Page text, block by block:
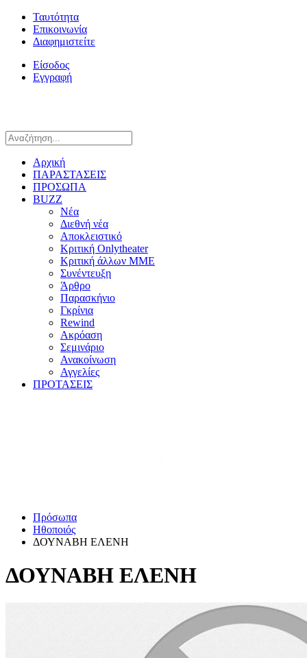
Ταυτότητα
Επικοινωνία
Διαφημιστείτε
Είσοδος
Εγγραφή
Αρχική
ΠΑΡΑΣΤΑΣΕΙΣ
ΠΡΟΣΩΠΑ
BUZZ
Νέα
Διεθνή νέα
Αποκλειστικό
Κριτική Onlytheater
Κριτική άλλων ΜΜΕ
Συνέντευξη
Άρθρο
Παρασκήνιο
Γκρίνια
Rewind
Ακρόαση
Σεμινάριο
Ανακοίνωση
Αγγελίες
ΠΡΟΤΑΣΕΙΣ
Πρόσωπα
Ηθοποιός
ΔΟΥΝΑΒΗ ΕΛΕΝΗ
ΔΟΥΝΑΒΗ ΕΛΕΝΗ